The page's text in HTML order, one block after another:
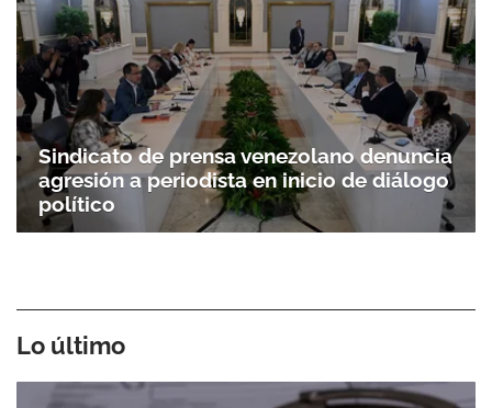
Sindicato de prensa venezolano denuncia
agresión a periodista en inicio de diálogo
político
Lo último